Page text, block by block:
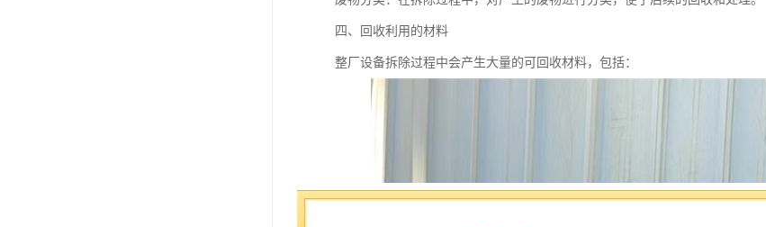
四、回收利用的材料
整厂设备拆除过程中会产生大量的可回收材料，包括：